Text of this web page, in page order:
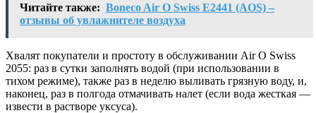
Читайте также: Boneco Air O Swiss E2441 (AOS) –
отзывы об увлажнителе воздуха
Хвалят покупатели и простоту в обслуживании Air O Swiss
2055: раз в сутки заполнять водой (при использовании в
тихом режиме), также раз в неделю выливать грязную воду, и,
наконец, раз в полгода отмачивать налет (если вода жесткая —
извести в растворе уксуса).